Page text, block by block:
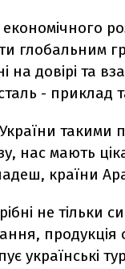
економічного
глобальним
на довірі та
- приклад
такими
нас мають
країни
не тільки
продукція
українські